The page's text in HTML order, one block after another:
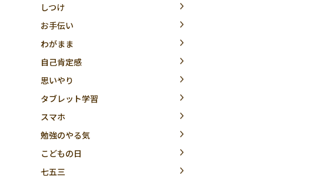
しつけ
お手伝い
わがまま
自己肯定感
思いやり
タブレット学習
スマホ
勉強のやる気
こどもの日
七五三